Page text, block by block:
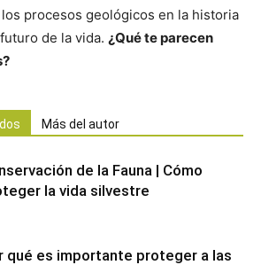
procesos geológicos en la historia
de la vida. ¿Qué te parecen
Más del autor
de la Fauna | Cómo
la vida silvestre
qué es importante proteger a las